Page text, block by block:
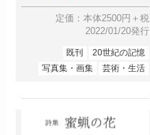
定価：本体2500円＋税
2022/01/20発行
既刊
20世紀の記憶
写真集・画集
芸術・生活